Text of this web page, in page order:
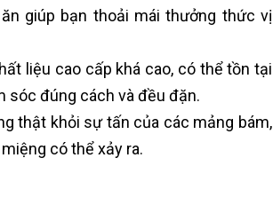
giúp bạn thoải mái thưởng thức vị
liệu cao cấp khá cao, có thể tồn tại
sóc đúng cách và đều đặn.
thật khỏi sự tấn của các mảng bám,
có thể xảy ra.